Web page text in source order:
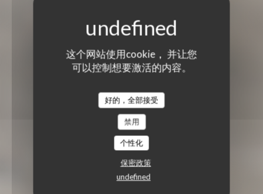
这个网站使用cookie， 并让您
可以控制想要激活的内容。
好的，全部接受
禁用
个性化
保密政策
undefined